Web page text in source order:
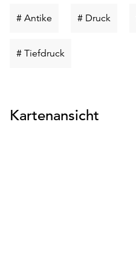
# Antike Schlüsselwort
# Druck
# TiefdruckSchlüsselwort
Kartenansicht